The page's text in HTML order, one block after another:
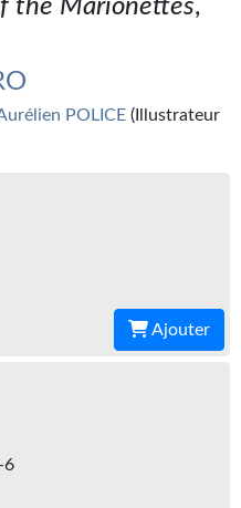
the Marionettes,
POLICE (Illustrateur
Ajouter
6